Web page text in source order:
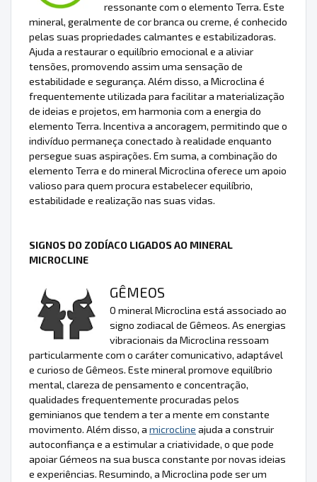
ressonante com o elemento Terra. Este
mineral, geralmente de cor branca ou creme, é conhecido
pelas suas propriedades calmantes e estabilizadoras.
Ajuda a restaurar o equilíbrio emocional e a aliviar
tensões, promovendo assim uma sensação de
estabilidade e segurança. Além disso, a Microclina é
frequentemente utilizada para facilitar a materialização
de ideias e projetos, em harmonia com a energia do
elemento Terra. Incentiva a ancoragem, permitindo que o
indivíduo permaneça conectado à realidade enquanto
persegue suas aspirações. Em suma, a combinação do
elemento Terra e do mineral Microclina oferece um apoio
valioso para quem procura estabelecer equilíbrio,
estabilidade e realização nas suas vidas.
SIGNOS DO ZODÍACO LIGADOS AO MINERAL
MICROCLINE
GÊMEOS
O mineral Microclina está associado ao
signo zodiacal de Gêmeos. As energias
vibracionais da Microclina ressoam
particularmente com o caráter comunicativo, adaptável
e curioso de Gêmeos. Este mineral promove equilíbrio
mental, clareza de pensamento e concentração,
qualidades frequentemente procuradas pelos
geminianos que tendem a ter a mente em constante
movimento. Além disso, a microcline ajuda a construir
autoconfiança e a estimular a criatividade, o que pode
apoiar Gémeos na sua busca constante por novas ideias
e experiências. Resumindo, a Microclina pode ser um